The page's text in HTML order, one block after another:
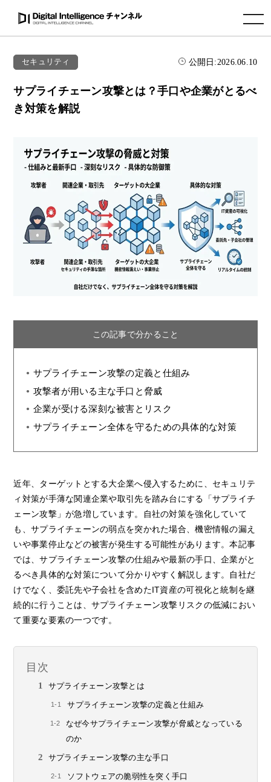
toggle navigation
セキュリティ 公開日:2026.06.10
サプライチェーン攻撃とは？手口や企業がとるべ
き対策を解説
この記事で分かること
サプライチェーン攻撃の定義と仕組み
攻撃者が用いる主な手口と脅威
企業が受ける深刻な被害とリスク
サプライチェーン全体を守るための具体的な対策
近年、ターゲットとする大企業へ侵入するために、セキュリテ
ィ対策が手薄な関連企業や取引先を踏み台にする「サプライチ
ェーン攻撃」が急増しています。自社の対策を強化していて
も、サプライチェーンの弱点を突かれた場合、機密情報の漏え
いや事業停止などの被害が発生する可能性があります。本記事
では、サプライチェーン攻撃の仕組みや最新の手口、企業がと
るべき具体的な対策について分かりやすく解説します。自社だ
けでなく、委託先や子会社を含めたIT資産の可視化と統制を継
続的に行うことは、サプライチェーン攻撃リスクの低減におい
て重要な要素の一つです。
目次
サプライチェーン攻撃とは
サプライチェーン攻撃の定義と仕組み
なぜ今サプライチェーン攻撃が脅威となっている
のか
サプライチェーン攻撃の主な手口
ソフトウェアの脆弱性を突く手口